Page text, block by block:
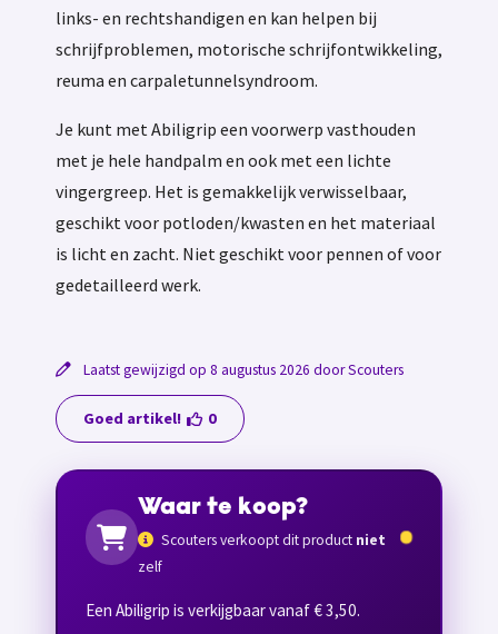
links- en rechtshandigen en kan helpen bij
schrijfproblemen, motorische schrijfontwikkeling,
reuma en carpaletunnelsyndroom.
Je kunt met Abiligrip een voorwerp vasthouden
met je hele handpalm en ook met een lichte
vingergreep. Het is gemakkelijk verwisselbaar,
geschikt voor potloden/kwasten en het materiaal
is licht en zacht. Niet geschikt voor pennen of voor
gedetailleerd werk.
Laatst gewijzigd op 8 augustus 2026 door Scouters
Goed artikel! 0
Waar te koop?
Scouters verkoopt dit product niet
zelf
Een Abiligrip is verkijgbaar vanaf € 3,50.